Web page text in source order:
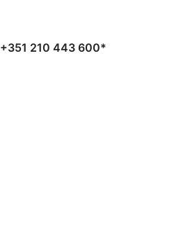
+351 210 443 600*